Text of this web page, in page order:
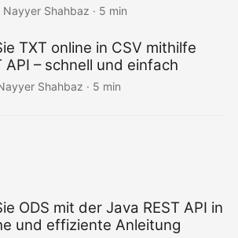
Nayyer Shahbaz · 5 min
TXT online in CSV mithilfe
API – schnell und einfach
Shahbaz · 5 min
ODS mit der Java REST API in
und effiziente Anleitung